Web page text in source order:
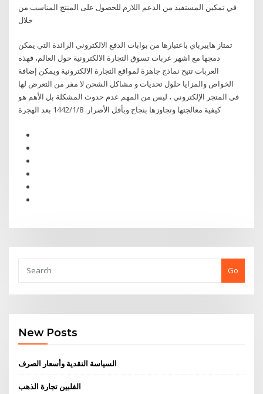
في تمكين المستفيد من الدعم اللازم للحصول على المنتج المناسب من
خلال
تمتاز هايبرباي باعتبارها من بوابات الدفع الالكتروني الرائدة التي يمكن
دمجها مع اشهر عربات تسوق التجارة الالكترونية حول العالم، فهذه
العربات تتيح نماذج جاهزة لمواقع التجارة الالكترونية ويمكن إضافة
الخواص والمزايا حلول تحديات و مشاكل الشحن لا مفر من التعرض لها
في المتجر الإلكتروني ، ليس من المهم عدم حدوث المشكلة بل الأهم هو
كيفية معالجتها وتجاوزها بنجاح وبأقل الأضرار. 8‏‏/1‏‏/1442 بعد الهجرة
Go
New Posts
السياسة النقدية وأسعار الصرف
الفلبين تجارة الذهب